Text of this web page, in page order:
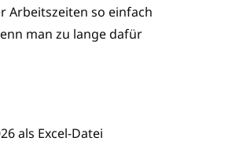
Arbeitszeiten so einfach
man zu lange dafür
als Excel-Datei